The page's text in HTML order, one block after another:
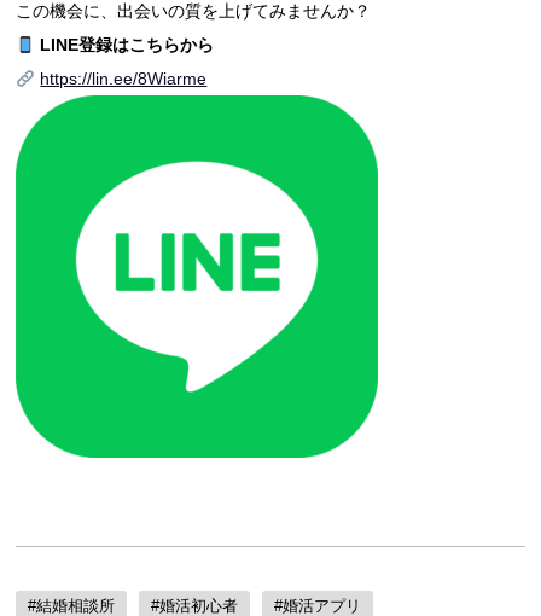
この機会に、出会いの質を上げてみませんか？
LINE登録はこちらから
https://lin.ee/8Wiarme
#結婚相談所 #婚活初心者 #婚活アプリ